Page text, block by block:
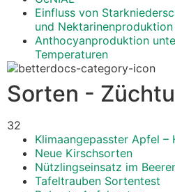
Einfluss von
und
Anthocyanproduktion
Temperaturen
Sorten -
32
Klimaangepasster Apfel
Neue Kirschsorten
Nützlingseinsatz im
Tafeltrauben Sortentest